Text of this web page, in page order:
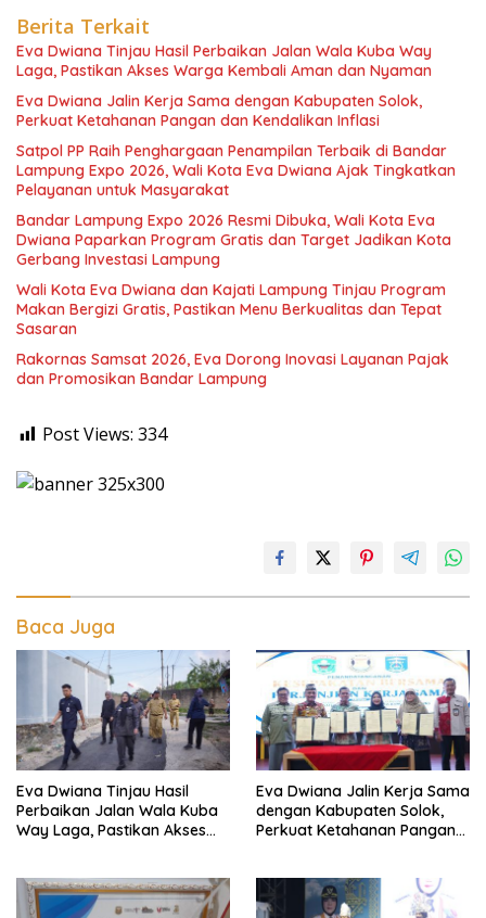
Berita Terkait
Eva Dwiana Tinjau Hasil Perbaikan Jalan Wala Kuba Way
Laga, Pastikan Akses Warga Kembali Aman dan Nyaman
Eva Dwiana Jalin Kerja Sama dengan Kabupaten Solok,
Perkuat Ketahanan Pangan dan Kendalikan Inflasi
Satpol PP Raih Penghargaan Penampilan Terbaik di Bandar
Lampung Expo 2026, Wali Kota Eva Dwiana Ajak Tingkatkan
Pelayanan untuk Masyarakat
Bandar Lampung Expo 2026 Resmi Dibuka, Wali Kota Eva
Dwiana Paparkan Program Gratis dan Target Jadikan Kota
Gerbang Investasi Lampung
Wali Kota Eva Dwiana dan Kajati Lampung Tinjau Program
Makan Bergizi Gratis, Pastikan Menu Berkualitas dan Tepat
Sasaran
Rakornas Samsat 2026, Eva Dorong Inovasi Layanan Pajak
dan Promosikan Bandar Lampung
Post Views: 334
Baca Juga
Eva Dwiana Tinjau Hasil
Perbaikan Jalan Wala Kuba
Way Laga, Pastikan Akses
Eva Dwiana Jalin Kerja Sama
dengan Kabupaten Solok,
Perkuat Ketahanan Pangan